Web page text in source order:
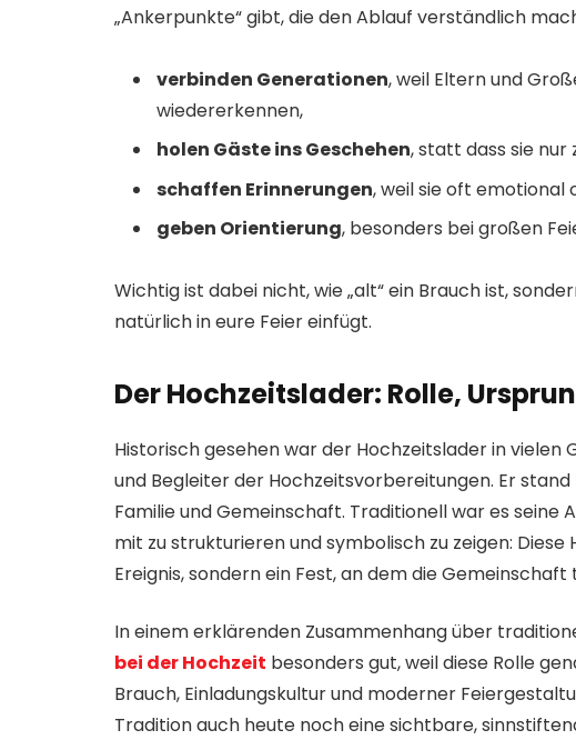
„Ankerpunkte“ gibt, die den Ablauf verständlich
verbinden Generationen, weil Eltern und
wiedererkennen,
holen Gäste ins Geschehen, statt dass sie nur
schaffen Erinnerungen, weil sie oft emotional
geben Orientierung, besonders bei großen
Wichtig ist dabei nicht, wie „alt“ ein Brauch ist,
natürlich in eure Feier einfügt.
Der Hochzeitslader: Rolle,
Historisch gesehen war der Hochzeitslader in vielen
und Begleiter der Hochzeitsvorbereitungen. Er
Familie und Gemeinschaft. Traditionell war es seine
mit zu strukturieren und symbolisch zu zeigen:
Ereignis, sondern ein Fest, an dem die Gemeinschaft
In einem erklärenden Zusammenhang über
bei der Hochzeit besonders gut, weil diese Rolle
Brauch, Einladungskultur und moderner
Tradition auch heute noch eine sichtbare,